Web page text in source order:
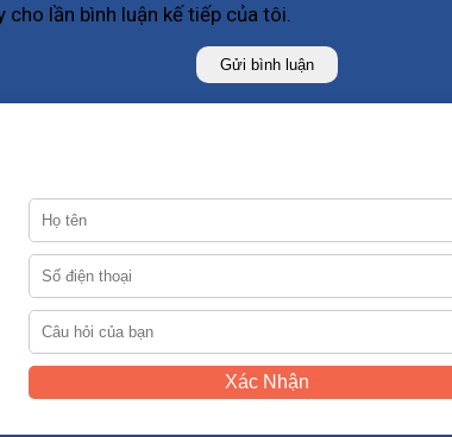
lần bình luận kế tiếp của tôi.
Xác Nhận